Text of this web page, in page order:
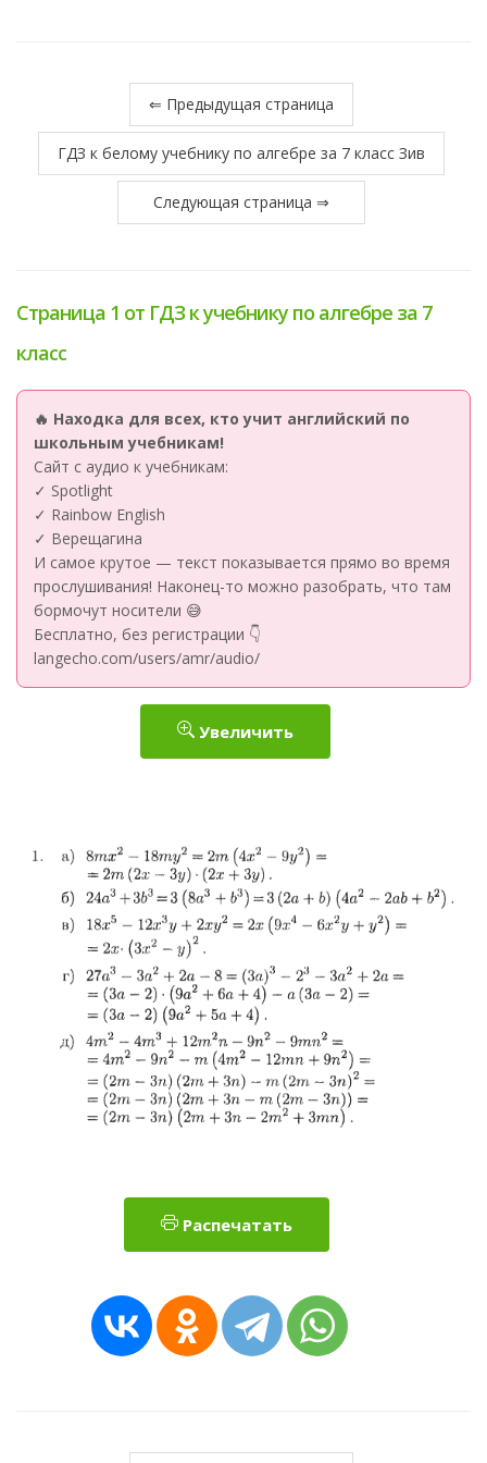
⇐ Предыдущая страница
ГДЗ к белому учебнику по алгебре за 7 класс Зив
Следующая страница ⇒
Страница 1 от ГДЗ к учебнику по алгебре за 7
класс
🔥 Находка для всех, кто учит английский по
школьным учебникам!
Сайт с аудио к учебникам:
✓ Spotlight
✓ Rainbow English
✓ Верещагина
И самое крутое — текст показывается прямо во время
прослушивания! Наконец-то можно разобрать, что там
бормочут носители 😅
Бесплатно, без регистрации 👇
langecho.com/users/amr/audio/
Увеличить
Распечатать